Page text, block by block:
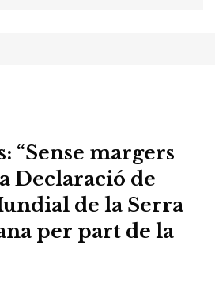
“Sense margers
Declaració de
de la Serra
per part de la